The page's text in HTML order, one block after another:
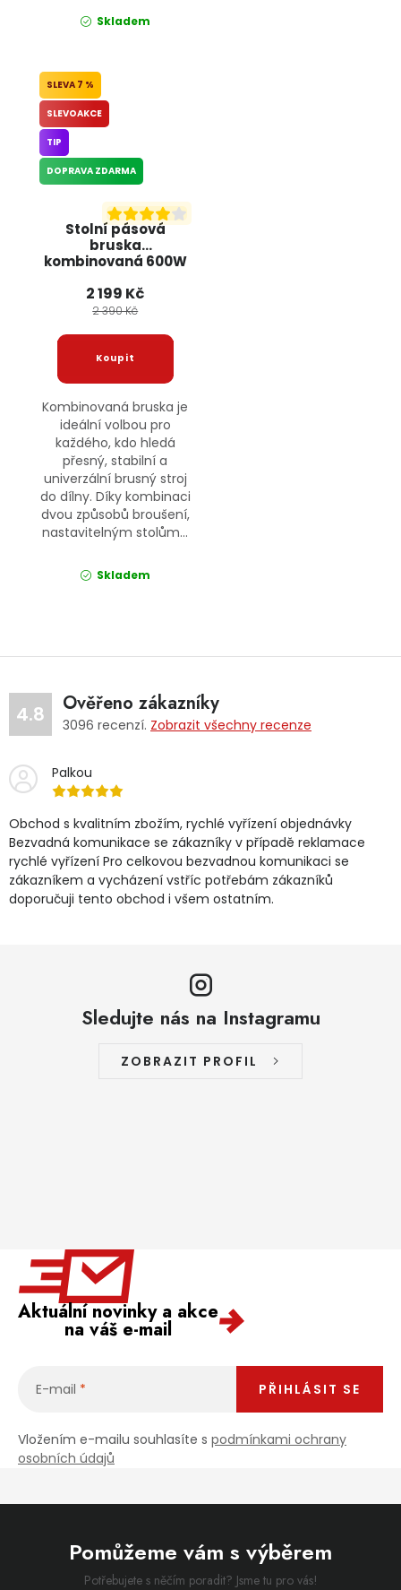
Skladem
Stolní pásová
bruska
kombinovaná 600W
7 %
SLEVOAKCE
TIP
DOPRAVA ZDARMA
2 199 Kč
2 390 Kč
Kombinovaná bruska je
ideální volbou pro
každého, kdo hledá
přesný, stabilní a
univerzální brusný stroj
do dílny. Díky kombinaci
dvou způsobů broušení,
nastavitelným stolům...
Skladem
4.8 Ověřeno zákazníky
3096 recenzí. Zobrazit všechny recenze
Palkou
Obchod s kvalitním zbožím, rychlé vyřízení objednávky
Bezvadná komunikace se zákazníky v případě reklamace
rychlé vyřízení Pro celkovou bezvadnou komunikaci se
zákazníkem a vycházení vstříc potřebám zákazníků
doporučuji tento obchod i všem ostatním.
Sledujte nás na Instagramu
ZOBRAZIT PROFIL
Aktuální novinky a akce
na váš e-mail
E-mail
Vložením e-mailu souhlasíte s podmínkami ochrany
osobních údajů
PŘIHLÁSIT SE
Pomůžeme vám s výběrem
Potřebujete s něčím poradit? Jsme tu pro vás!